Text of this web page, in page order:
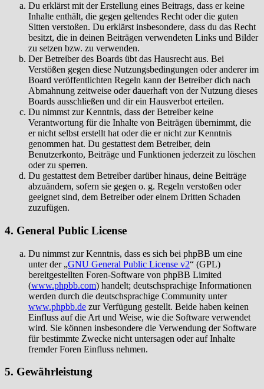
Du erklärst mit der Erstellung eines Beitrags, dass er keine
Inhalte enthält, die gegen geltendes Recht oder die guten
Sitten verstoßen. Du erklärst insbesondere, dass du das Recht
besitzt, die in deinen Beiträgen verwendeten Links und Bilder
zu setzen bzw. zu verwenden.
Der Betreiber des Boards übt das Hausrecht aus. Bei
Verstößen gegen diese Nutzungsbedingungen oder anderer im
Board veröffentlichten Regeln kann der Betreiber dich nach
Abmahnung zeitweise oder dauerhaft von der Nutzung dieses
Boards ausschließen und dir ein Hausverbot erteilen.
Du nimmst zur Kenntnis, dass der Betreiber keine
Verantwortung für die Inhalte von Beiträgen übernimmt, die
er nicht selbst erstellt hat oder die er nicht zur Kenntnis
genommen hat. Du gestattest dem Betreiber, dein
Benutzerkonto, Beiträge und Funktionen jederzeit zu löschen
oder zu sperren.
Du gestattest dem Betreiber darüber hinaus, deine Beiträge
abzuändern, sofern sie gegen o. g. Regeln verstoßen oder
geeignet sind, dem Betreiber oder einem Dritten Schaden
zuzufügen.
4. General Public License
Du nimmst zur Kenntnis, dass es sich bei phpBB um eine
unter der „GNU General Public License v2“ (GPL)
bereitgestellten Foren-Software von phpBB Limited
(www.phpbb.com) handelt; deutschsprachige Informationen
werden durch die deutschsprachige Community unter
www.phpbb.de zur Verfügung gestellt. Beide haben keinen
Einfluss auf die Art und Weise, wie die Software verwendet
wird. Sie können insbesondere die Verwendung der Software
für bestimmte Zwecke nicht untersagen oder auf Inhalte
fremder Foren Einfluss nehmen.
5. Gewährleistung